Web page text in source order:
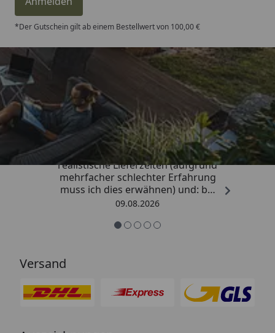
*Der Gutschein gilt ab einem Bestellwert von 100,00 €
Trusted Shops
4,81/ 5
„Sehr gute Qualitäts-Markenware,
realistische Lieferzeiten (aufgrund
mehrfacher schlechter Erfahrung
muss ich dies erwähnen) und: bei
Kritik kommt die Antwort
Menschen mit Verstand und nicht
(auch dass ist leider immer öfter
09.08.2026
Versand